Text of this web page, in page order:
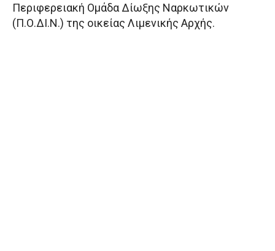
Περιφερειακή Ομάδα Δίωξης Ναρκωτικών
(Π.Ο.ΔΙ.Ν.) της οικείας Λιμενικής Αρχής.